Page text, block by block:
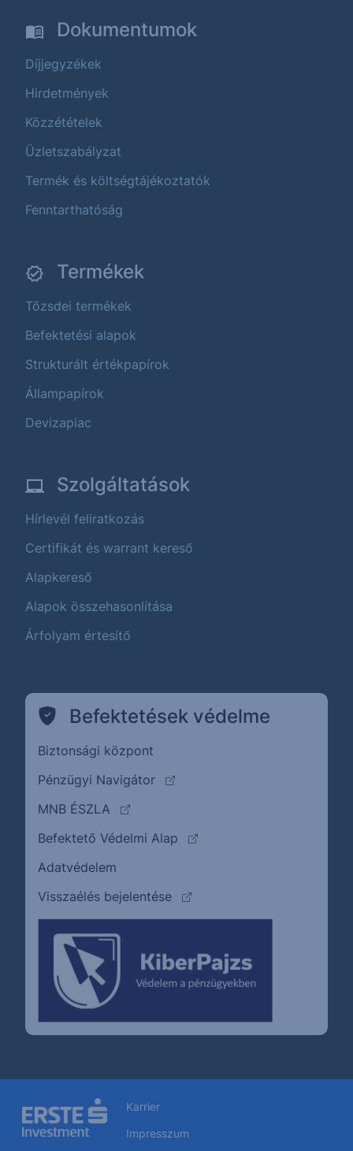
Dokumentumok
Díjjegyzékek
Hirdetmények
Közzétételek
Üzletszabályzat
Termék és költségtájékoztatók
Fenntarthatóság
Termékek
Tőzsdei termékek
Befektetési alapok
Strukturált értékpapírok
Állampapírok
Devizapiac
Szolgáltatások
Hírlevél feliratkozás
Certifikát és warrant kereső
Alapkereső
Alapok összehasonlítása
Árfolyam értesítő
Befektetések védelme
Biztonsági központ
Pénzügyi Navigátor
(külső oldalra ugrik)
MNB ÉSZLA
(külső oldalra ugrik)
Befektető Védelmi Alap
(külső oldalra ugrik)
Adatvédelem
Visszaélés bejelentése
(külső oldalra ugrik)
Karrier
Impresszum